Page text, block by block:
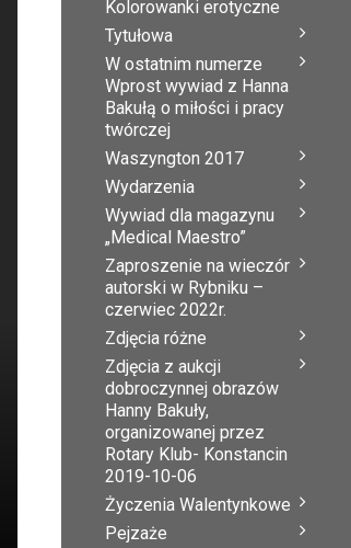
Kolorowanki erotyczne
Tytułowa
W ostatnim numerze
Wprost wywiad z Hanna
Bakułą o miłości i pracy
twórczej
Waszyngton 2017
Wydarzenia
Wywiad dla magazynu
„Medical Maestro”
Zaproszenie na wieczór
autorski w Rybniku –
czerwiec 2022r.
Zdjęcia różne
Zdjęcia z aukcji
dobroczynnej obrazów
Hanny Bakuły,
organizowanej przez
Rotary Klub- Konstancin
2019-10-06
Życzenia Walentynkowe
Pejzaże